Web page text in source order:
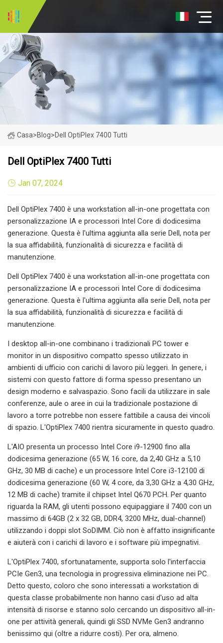
Casa>Blog>Dell OptiPlex 7400 Tutti
Dell OptiPlex 7400 Tutti
Jan 07, 2024
Dell OptiPlex 7400 è una workstation all-in-one progettata con
personalizzazione IA e processori Intel Core di dodicesima
generazione. Questa è l'ultima aggiunta alla serie Dell, nota per
la sua affidabilità, funzionalità di sicurezza e facilità di
manutenzione.
Dell OptiPlex 7400 è una workstation all-in-one progettata con
personalizzazione IA e processori Intel Core di dodicesima
generazione. Questa è l'ultima aggiunta alla serie Dell, nota per
la sua affidabilità, funzionalità di sicurezza e facilità di
manutenzione.
I desktop all-in-one combinano i tradizionali PC tower e
monitor in un dispositivo compatto spesso utilizzato in
ambienti di ufficio con carichi di lavoro più leggeri. In genere, i
sistemi con questo fattore di forma spesso presentano un
design moderno e salvaspazio. Sono facili da utilizzare in sale
conferenze, aule o aree in cui la tradizionale postazione di
lavoro a torre potrebbe non essere fattibile a causa dei vincoli
di spazio. L'OptiPlex 7400 rientra sicuramente in questo quadro.
L'AIO presenta un processo Intel Core i9-12900 fino alla
dodicesima generazione (65 W, 16 core, da 2,40 GHz a 5,10
GHz, 30 MB di cache) e un processore Intel Core i3-12100 di
dodicesima generazione (60 W, 4 core, da 3,30 GHz a 4,30 GHz,
12 MB di cache) tramite il chipset Intel Q670 PCH. Per quanto
riguarda la RAM, gli utenti possono equipaggiare il 7400 con un
massimo di 64GB (2 x 32 GB, DDR4, 3200 MHz, dual-channel)
utilizzando i doppi slot SoDIMM. Ciò non è affatto insignificante
e aiuterà con i carichi di lavoro e i software più impegnativi.
L'OptiPlex 7400, sfortunatamente, supporta solo l'interfaccia
PCIe Gen3, una tecnologia in progressiva eliminazione nei PC.
Detto questo, coloro che sono interessati a workstation di
questa classe probabilmente non hanno casi d'uso ad alta
intensità di risorse e stanno solo cercando un dispositivo all-in-
one per attività generali, quindi gli SSD NVMe Gen3 andranno
benissimo qui (oltre a ridurre costi). Per ora, almeno.